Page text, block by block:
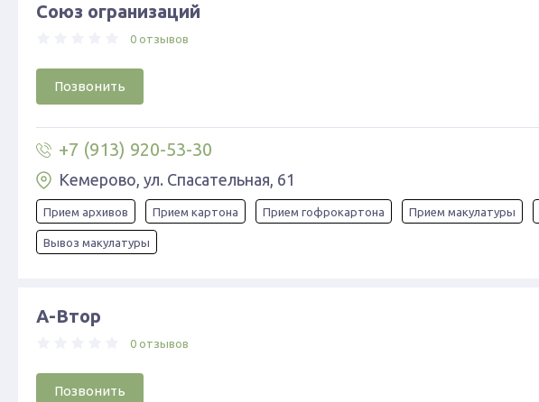
Союз огранизаций
0 отзывов
Позвонить
+7 (913) 920-53-30
Кемерово, ул. Спасательная, 61
Прием архивов Прием картона Прием гофрокартона Прием макулатуры
Вывоз макулатуры
А-Втор
0 отзывов
Позвонить